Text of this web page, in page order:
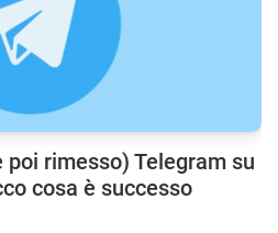
rimesso) Telegram su
cosa è successo